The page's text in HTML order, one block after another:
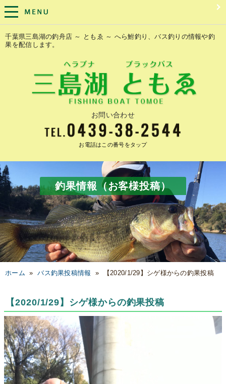
千葉県三島湖の釣舟店 ～ ともゑ ～ へら鮒釣り、バス釣りの情報や釣
果を配信します。
お問い合わせ
お電話はこの番号をタップ
釣果情報（お客様投稿）
ホーム »バス釣果投稿情報 » 【2020/1/29】シゲ様からの釣果投稿
【2020/1/29】シゲ様からの釣果投稿